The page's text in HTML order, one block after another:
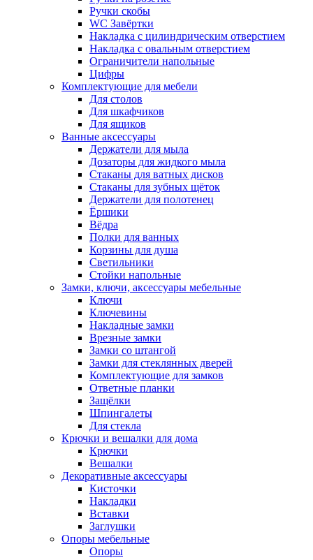
Ручки скобы
WC Завёртки
Накладка с цилиндрическим отверстием
Накладка с овальным отверстием
Ограничители напольные
Цифры
Комплектующие для мебели
Для столов
Для шкафчиков
Для ящиков
Ванные аксессуары
Держатели для мыла
Дозаторы для жидкого мыла
Стаканы для ватных дисков
Стаканы для зубных щёток
Держатели для полотенец
Ёршики
Вёдра
Полки для ванных
Корзины для душа
Светильники
Стойки напольные
Замки, ключи, аксессуары мебельные
Ключи
Ключевины
Накладные замки
Врезные замки
Замки со штангой
Замки для стеклянных дверей
Комплектующие для замков
Ответные планки
Защёлки
Шпингалеты
Для стекла
Крючки и вешалки для дома
Крючки
Вешалки
Декоративные аксессуары
Кисточки
Накладки
Вставки
Заглушки
Опоры мебельные
Опоры